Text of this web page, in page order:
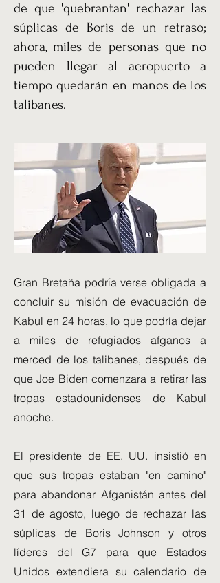
de que 'quebrantan' rechazar las
súplicas de Boris de un retraso;
ahora, miles de personas que no
pueden llegar al aeropuerto a
tiempo quedarán en manos de los
talibanes.
Gran Bretaña podría verse obligada a
concluir su misión de evacuación de
Kabul en 24 horas, lo que podría dejar
a miles de refugiados afganos a
merced de los talibanes, después de
que Joe Biden comenzara a retirar las
tropas estadounidenses de Kabul
anoche.
El presidente de EE. UU. insistió en
que sus tropas estaban "en camino"
para abandonar Afganistán antes del
31 de agosto, luego de rechazar las
súplicas de Boris Johnson y otros
líderes del G7 para que Estados
Unidos extendiera su calendario de